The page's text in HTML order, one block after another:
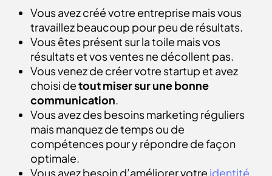
Vous avez créé votre entreprise mais vous
travaillez beaucoup pour peu de résultats.
Vous êtes présent sur la toile mais vos
résultats et vos ventes ne décollent pas.
Vous venez de créer votre startup et avez
choisi detout miser sur une bonne
communication.
Vous avez des besoins marketing réguliers
mais manquez de temps ou de
compétences pour y répondre de façon
optimale.
Vous avez besoin d’améliorer votre identité